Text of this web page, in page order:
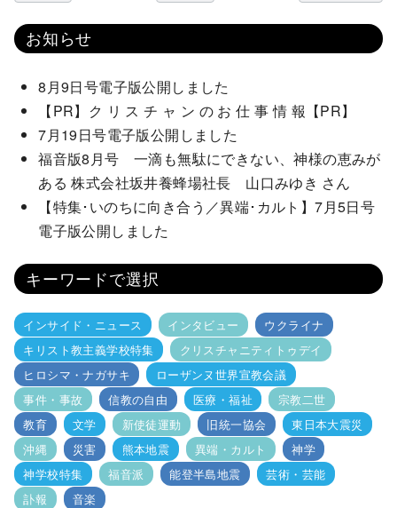
お知らせ
8月9日号電子版公開しました
【PR】ク リ ス チ ャ ン の お 仕 事 情 報【PR】
7月19日号電子版公開しました
福音版8月号 一滴も無駄にできない、神様の恵みが
ある 株式会社坂井養蜂場社長 山口みゆき さん
【特集･いのちに向き合う／異端･カルト】7月5日号
電子版公開しました
キーワードで選択
インサイド・ニュース インタビュー
ウクライナ
キリスト教主義学校特集
クリスチャニティトゥデイ
ヒロシマ・ナガサキ
ローザンヌ世界宣教会議
事件・事故
信教の自由 医療・福祉
宗教二世
教育
文学 新使徒運動 旧統一協会
東日本大震災
沖縄
災害 熊本地震 異端・カルト
神学
神学校特集
福音派 能登半島地震
芸術・芸能
訃報
音楽